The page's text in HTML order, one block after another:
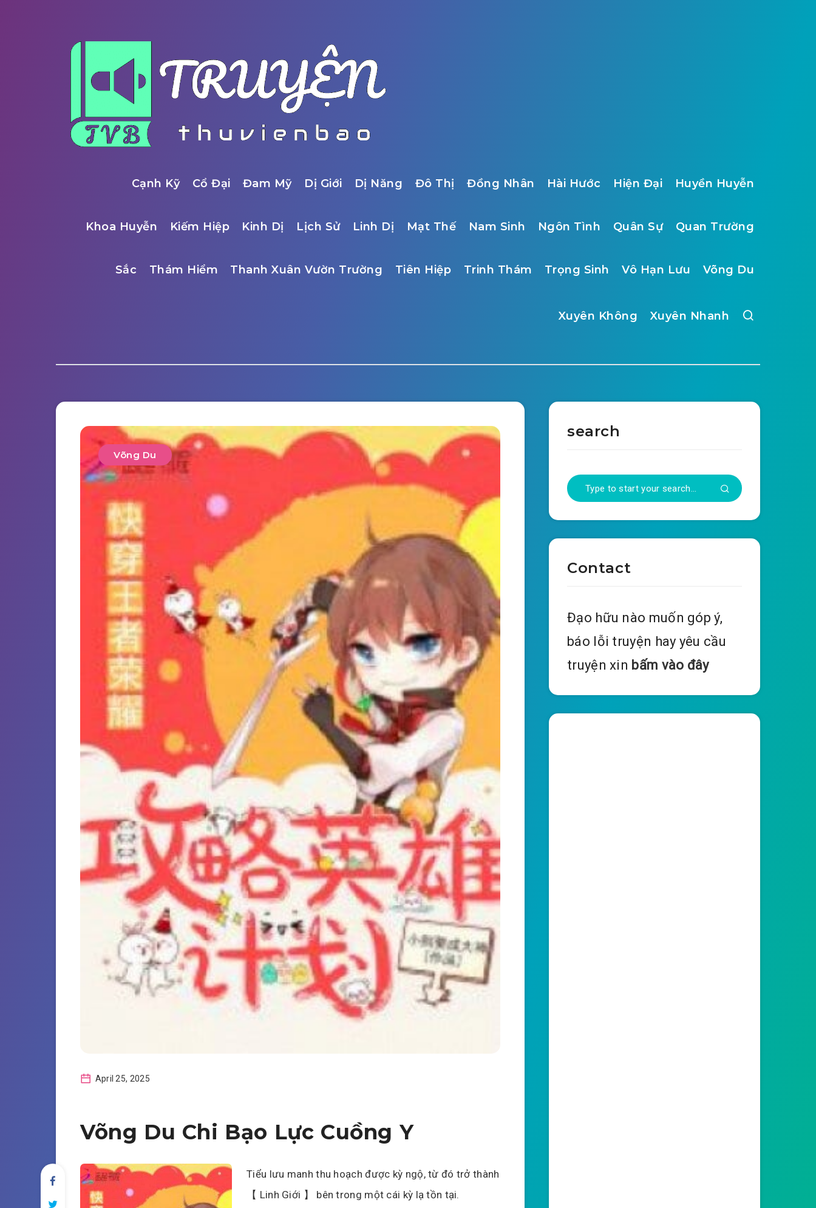
Cạnh Kỹ Cổ Đại Đam Mỹ Dị Giới Dị Năng Đô Thị Đồng Nhân Hài Hước Hiện Đại Huyền Huyễn
Khoa Huyễn Kiếm Hiệp Kinh Dị Lịch Sử Linh Dị Mạt Thế Nam Sinh Ngôn Tình Quân Sự Quan Trường
Sắc Thám Hiểm Thanh Xuân Vườn Trường Tiên Hiệp Trinh Thám Trọng Sinh Vô Hạn Lưu Võng Du
Xuyên Không Xuyên Nhanh
Võng Du
April 25, 2025
Võng Du Chi Bạo Lực Cuồng Y
Tiểu lưu manh thu hoạch được kỳ ngộ, từ đó trở thành
【 Linh Giới 】 bên trong một cái kỳ lạ tồn tại.
search
Contact
Đạo hữu nào muốn góp ý,
báo lỗi truyện hay yêu cầu
truyện xin bấm vào đây